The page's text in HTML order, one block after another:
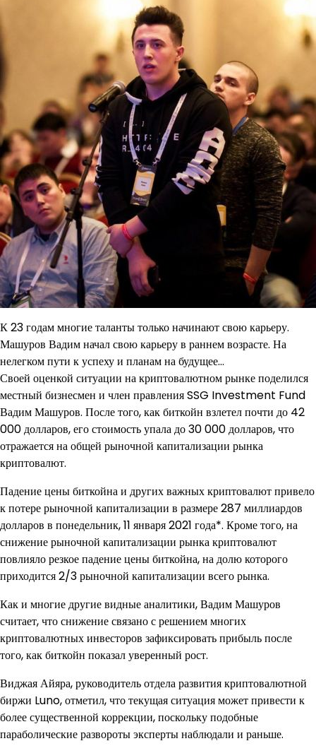
К 23 годам многие таланты только начинают свою карьеру.
Машуров Вадим начал свою карьеру в раннем возрасте. На
нелегком пути к успеху и планам на будущее…
Своей оценкой ситуации на криптовалютном рынке поделился
местный бизнесмен и член правления SSG Investment Fund
Вадим Машуров. После того, как биткойн взлетел почти до 42
000 долларов, его стоимость упала до 30 000 долларов, что
отражается на общей рыночной капитализации рынка
криптовалют.
Падение цены биткойна и других важных криптовалют привело
к потере рыночной капитализации в размере 287 миллиардов
долларов в понедельник, 11 января 2021 года*. Кроме того, на
снижение рыночной капитализации рынка криптовалют
повлияло резкое падение цены биткойна, на долю которого
приходится 2/3 рыночной капитализации всего рынка.
Как и многие другие видные аналитики, Вадим Машуров
считает, что снижение связано с решением многих
криптовалютных инвесторов зафиксировать прибыль после
того, как биткойн показал уверенный рост.
Виджая Айяра, руководитель отдела развития криптовалютной
биржи Luno, отметил, что текущая ситуация может привести к
более существенной коррекции, поскольку подобные
параболические развороты эксперты наблюдали и раньше.